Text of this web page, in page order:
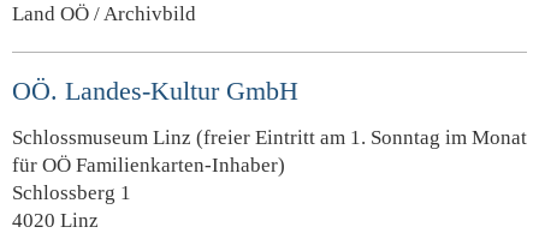
Land OÖ / Archivbild
OÖ. Landes-Kultur GmbH
Schlossmuseum Linz (freier Eintritt am 1. Sonntag im Monat
für OÖ Familienkarten-Inhaber)
Schlossberg 1
4020 Linz